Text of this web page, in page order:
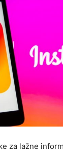
za lažne